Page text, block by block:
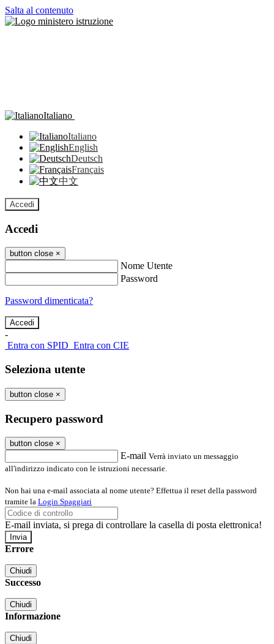
Salta al contenuto
Italiano
Italiano
English
Deutsch
Français
中文
Accedi
Accedi
button close ×
Nome Utente
Password
Password dimenticata?
-
Entra con SPID Entra con CIE
Seleziona utente
button close ×
Recupero password
button close ×
E-mail Verrà inviato un messaggio
all'indirizzo indicato con le istruzioni necessarie.
Non hai una e-mail associata al nome utente? Effettua il reset della password
tramite la Login Spaggiari
E-mail inviata, si prega di controllare la casella di posta elettronica!
Errore
Chiudi
Successo
Chiudi
Informazione
Chiudi